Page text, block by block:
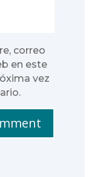
correo
en este
vez